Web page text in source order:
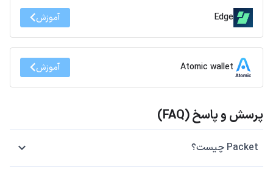
Edge آموزش
Atomic wallet آموزش
پرسش و پاسخ (FAQ)
Packet چیست؟